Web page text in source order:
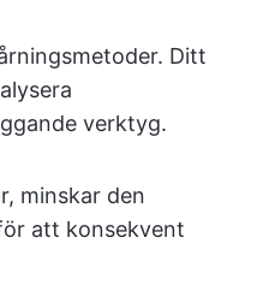
Ditt
verktyg.
minskar den
att konsekvent